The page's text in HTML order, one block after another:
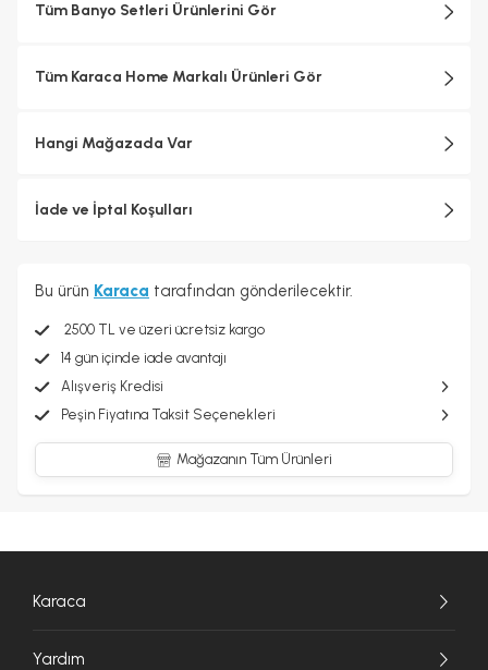
Tüm Banyo Setleri Ürünlerini Gör
Tüm Karaca Home Markalı Ürünleri Gör
Hangi Mağazada Var
İade ve İptal Koşulları
Bu ürün Karaca tarafından gönderilecektir.
2500 TL ve üzeri ücretsiz kargo
14 gün içinde iade avantajı
Alışveriş Kredisi
Peşin Fiyatına Taksit Seçenekleri
Mağazanın Tüm Ürünleri
Karaca
Yardım